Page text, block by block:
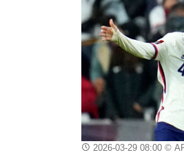
2026-03-29 08:00©